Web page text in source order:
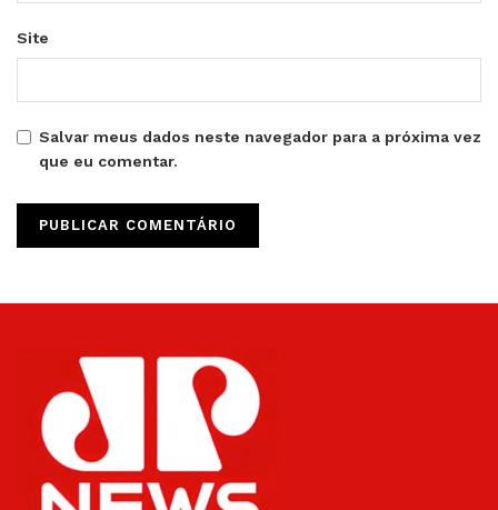
Site
Salvar meus dados neste navegador para a próxima vez
que eu comentar.